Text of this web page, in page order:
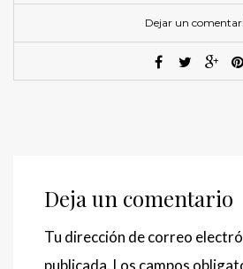
Dejar un
Deja un comentario
Tu dirección de correo
publicada. Los campos